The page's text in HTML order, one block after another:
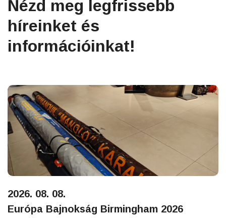
Nézd meg legfrissebb
híreinket és
információinkat!
2026. 08. 08.
Európa Bajnokság Birmingham 2026